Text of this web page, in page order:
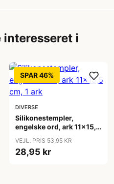
interesseret i
SPAR 46%
DIVERSE
Silikonestempler,
engelske ord, ark 11x15,5
VEJL. PRIS 53,95 KR
28,95 kr